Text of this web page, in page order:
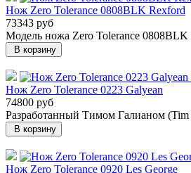
Нож Zero Tolerance 0808BLK Rexford
73343 руб
Модель ножа Zero Tolerance 0808BLK
В корзину
Нож Zero Tolerance 0223 Galyean
74800 руб
Разработанный Тимом Галианом (Tim
В корзину
Нож Zero Tolerance 0920 Les George